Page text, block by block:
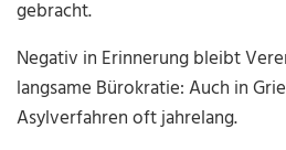
gebracht.
Negativ in Erinnerung bleibt
langsame Bürokratie: Auch in
Asylverfahren oft jahrelang.